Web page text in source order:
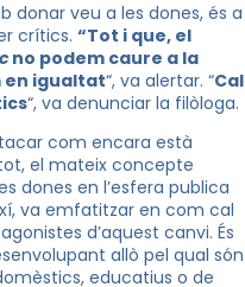
donar veu a les dones, és a
crítics. “Tot i que, el
no podem caure a la
en igualtat“, va alertar. “Cal
“, va denunciar la filòloga.
com encara està
el mateix concepte
dones en l’esfera publica
va emfatitzar en com cal
d’aquest canvi. És
allò pel qual són
educatius o de